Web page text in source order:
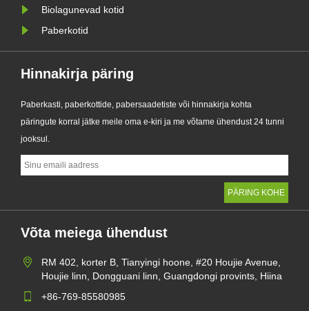
Biolagunevad kotid
Paberkotid
Hinnakirja päring
Paberkasti, paberkottide, pabersaadetiste või hinnakirja kohta
päringute korral jätke meile oma e-kiri ja me võtame ühendust 24 tunni
jooksul.
Võta meiega ühendust
RM 402, korter B, Tianyingi hoone, #20 Houjie Avenue,
Houjie linn, Dongguani linn, Guangdongi provints, Hiina
+86-769-85580985